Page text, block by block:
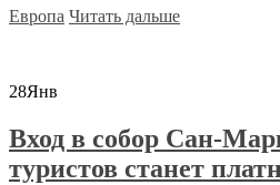
Европа Читать дальше
28Янв
Вход в собор Сан-
туристов станет